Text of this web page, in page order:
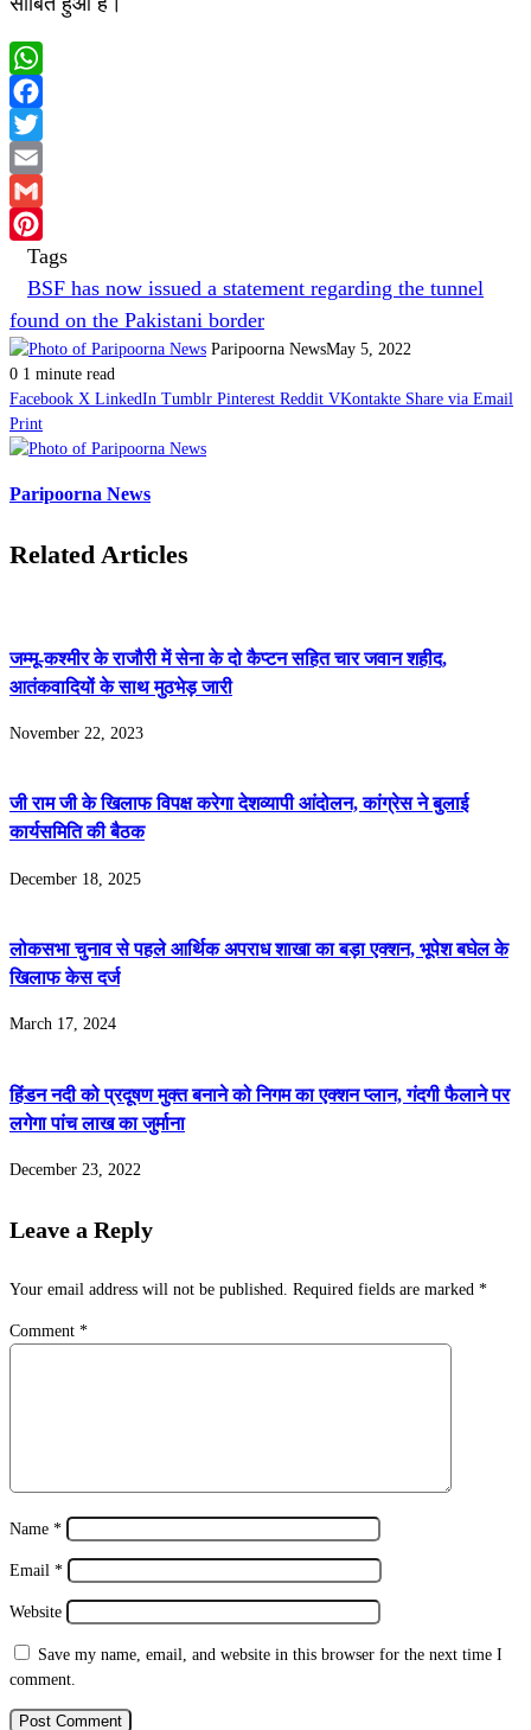
WhatsApp
Facebook
Twitter
Email
Gmail
Pinterest
Tags
BSF has now issued a statement regarding the tunnel
found on the Pakistani border
Paripoorna NewsMay 5, 2022
0 1 minute read
Facebook X LinkedIn Tumblr Pinterest Reddit VKontakte Share via Email
Print
Paripoorna News
Related Articles
जम्मू-कश्मीर के राजौरी में सेना के दो कैप्टन सहित चार जवान शहीद,
आतंकवादियों के साथ मुठभेड़ जारी
November 22, 2023
जी राम जी के खिलाफ विपक्ष करेगा देशव्यापी आंदोलन, कांग्रेस ने बुलाई
कार्यसमिति की बैठक
December 18, 2025
लोकसभा चुनाव से पहले आर्थिक अपराध शाखा का बड़ा एक्शन, भूपेश बघेल के
खिलाफ केस दर्ज
March 17, 2024
हिंडन नदी को प्रदूषण मुक्त बनाने को निगम का एक्शन प्लान, गंदगी फैलाने पर
लगेगा पांच लाख का जुर्माना
December 23, 2022
Leave a Reply
Your email address will not be published. Required fields are marked *
Comment *
Name *
Email *
Website
Save my name, email, and website in this browser for the next time I
comment.